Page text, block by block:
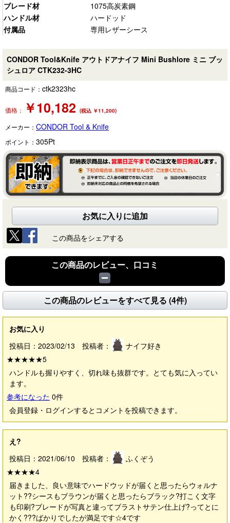
ブレード材
1075高炭素鋼
ハンドル材
ハードッド
付属品
専用レザーシース
CONDOR Tool&Knife アウトドアナイフ Mini Bushlore ミニ ブッ
シュロア CTK232-3HC
商品コード： ctk2323hc
価格： ￥10,182 (税込 ￥11,200)
メーカー： CONDOR Tool & Knife
ポイント： 305Pt
お気に入りに追加
この商品をシェアする
この商品のレビュー、口コミ
この商品のレビューをすべて見る (4件)
お気に入り
投稿日：2023/02/13 投稿者：
ナイフ好き
★★★★★5
ハンドルも握りやすく、切れ味も抜群です。とても気に入ってい
ます。
参考になった 0件
会員登録・ログインするとコメントを投稿できます。
え?
投稿日：2021/06/10 投稿者：
ふくぞう
★★★★4
届きました、良い意味でハードウッドが届くと思ったらウォルナ
ット??シースもブラウンが届くと思ったらブラック?打こく文字
も印刷?ブレードが写真と違ってブラストサテン仕上げ?ってとに
かく???ばかりでしたが満足です☆4です